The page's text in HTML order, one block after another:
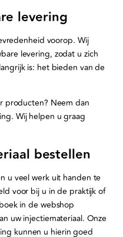
levering
voorop. Wij
levering, zodat u zich
is: het bieden van de
producten? Neem dan
Wij helpen u graag
bestellen
u veel werk uit handen te
voor bij u in de praktijk of
in de webshop
uw injectiemateriaal. Onze
kunnen u hierin goed